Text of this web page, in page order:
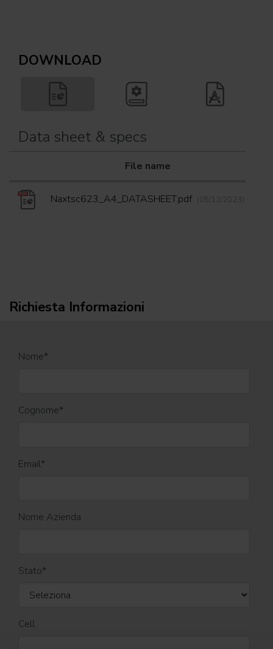
DOWNLOAD
Data sheet & specs
File name
Naxtsc623_A4_DATASHEET.pdf (05/12/2023)
Richiesta Informazioni
Nome*
Cognome*
Email*
Nome Azienda
Stato*
Cell.